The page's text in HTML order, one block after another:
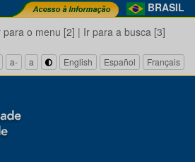
BRASIL
para o menu [2] | Ir para a busca [3]
a- a English Español Français